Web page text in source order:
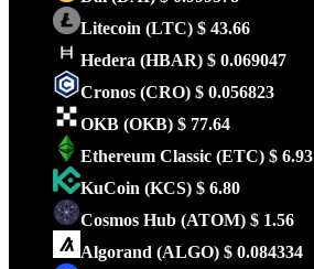
Litecoin (LTC) $ 43.66
Hedera (HBAR) $ 0.069047
Cronos (CRO) $ 0.056823
OKB (OKB) $ 77.64
Ethereum Classic (ETC) $ 6.93
KuCoin (KCS) $ 6.80
Cosmos Hub (ATOM) $ 1.56
Algorand (ALGO) $ 0.084334